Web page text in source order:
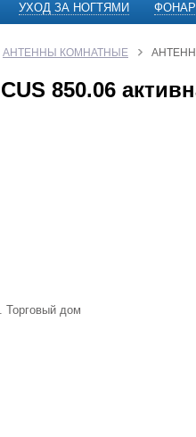
УХОД ЗА НОГТЯМИ
АНТЕННЫ КОМНАТНЫЕ
850.06